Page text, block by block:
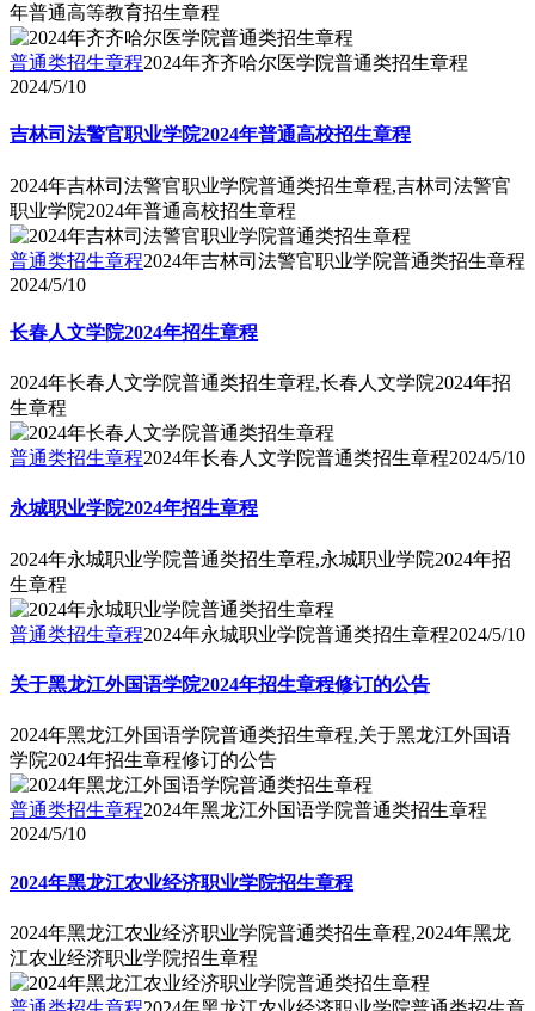
年普通高等教育招生章程
普通类招生章程2024年齐齐哈尔医学院普通类招生章程
2024/5/10
吉林司法警官职业学院2024年普通高校招生章程
2024年吉林司法警官职业学院普通类招生章程,吉林司法警官
职业学院2024年普通高校招生章程
普通类招生章程2024年吉林司法警官职业学院普通类招生章程
2024/5/10
长春人文学院2024年招生章程
2024年长春人文学院普通类招生章程,长春人文学院2024年招
生章程
普通类招生章程2024年长春人文学院普通类招生章程2024/5/10
永城职业学院2024年招生章程
2024年永城职业学院普通类招生章程,永城职业学院2024年招
生章程
普通类招生章程2024年永城职业学院普通类招生章程2024/5/10
关于黑龙江外国语学院2024年招生章程修订的公告
2024年黑龙江外国语学院普通类招生章程,关于黑龙江外国语
学院2024年招生章程修订的公告
普通类招生章程2024年黑龙江外国语学院普通类招生章程
2024/5/10
2024年黑龙江农业经济职业学院招生章程
2024年黑龙江农业经济职业学院普通类招生章程,2024年黑龙
江农业经济职业学院招生章程